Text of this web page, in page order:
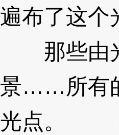
遍布了这个
那些由光
景……所有
光点。